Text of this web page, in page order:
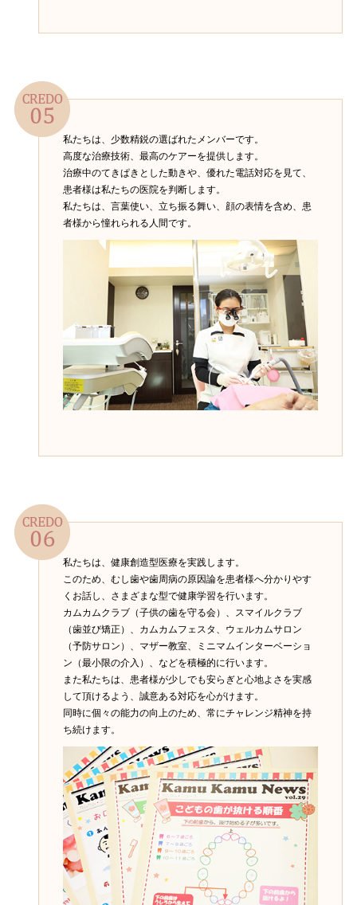
私たちは、少数精鋭の選ばれたメンバーです。
高度な治療技術、最高のケアーを提供します。
治療中のてきぱきとした動きや、優れた電話対応を見て、
患者様は私たちの医院を判断します。
私たちは、言葉使い、立ち振る舞い、顔の表情を含め、患
者様から憧れられる人間です。
私たちは、健康創造型医療を実践します。
このため、むし歯や歯周病の原因論を患者様へ分かりやす
くお話し、さまざまな型で健康学習を行います。
カムカムクラブ（子供の歯を守る会）、スマイルクラブ
（歯並び矯正）、カムカムフェスタ、ウェルカムサロン
（予防サロン）、マザー教室、ミニマムインターベーショ
ン（最小限の介入）、などを積極的に行います。
また私たちは、患者様が少しでも安らぎと心地よさを実感
して頂けるよう、誠意ある対応を心がけます。
同時に個々の能力の向上のため、常にチャレンジ精神を持
ち続けます。